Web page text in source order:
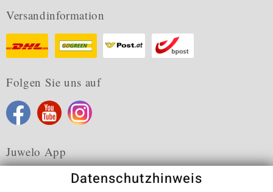
Versandinformation
Folgen Sie uns auf
Juwelo App
Datenschutzhinweis